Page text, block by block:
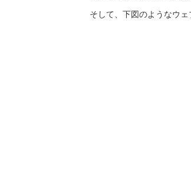
そして、下図のようなウェ